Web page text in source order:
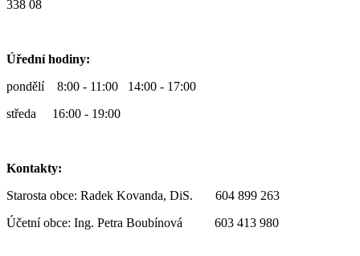
338 08
Úřední hodiny:
pondělí 8:00 - 11:00 14:00 - 17:00
středa 16:00 - 19:00
Kontakty:
Starosta obce: Radek Kovanda, DiS. 604 899 263
Účetní obce: Ing. Petra Boubínová 603 413 980